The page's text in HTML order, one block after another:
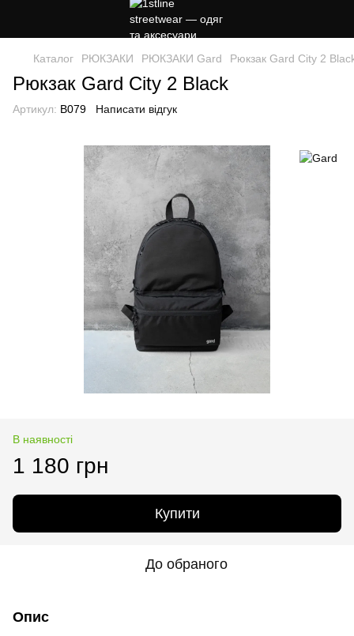
Каталог РЮКЗАКИ РЮКЗАКИ Gard Рюкзак Gard City 2
Рюкзак Gard City 2 Black
Артикул: B079 Написати відгук
В наявності
1 180 грн
Купити
До обраного
Опис